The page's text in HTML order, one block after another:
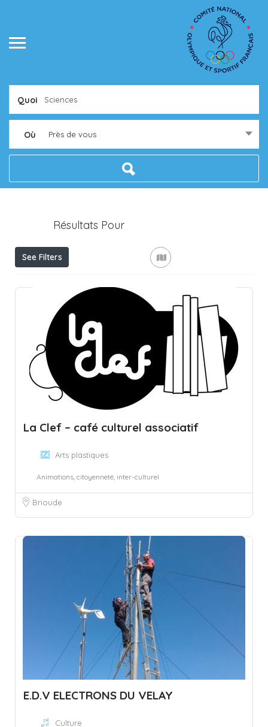
Quoi
Où Près de vous
Résultats Pour
See Filters
La Clef – café culturel associatif
Arts plastiques
Animations, citoyenneté, inter-culturel
Brioude
E.D.V ELECTRONS DU VELAY
Culture